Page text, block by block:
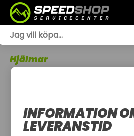
Hjälmar
INFORMATION
LEVERANSTID